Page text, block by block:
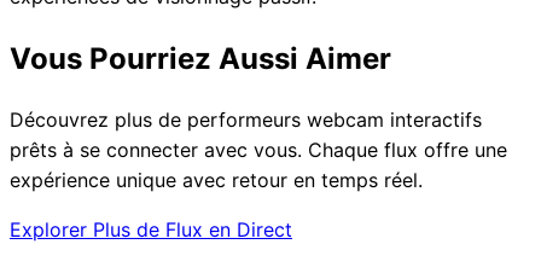
Vous Pourriez Aussi Aimer
Découvrez plus de performeurs webcam interactifs
prêts à se connecter avec vous. Chaque flux offre une
expérience unique avec retour en temps réel.
Explorer Plus de Flux en Direct